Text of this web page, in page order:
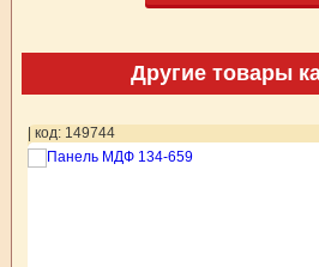
Другие товары
| код: 149744